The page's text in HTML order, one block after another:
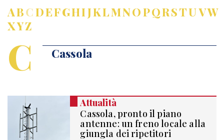
ABCDEFGHIJKLMNOPQRSTUVW
XYZ
C Cassola
Attualità
Cassola, pronto il piano
antenne: un freno locale alla
giungla dei ripetitori